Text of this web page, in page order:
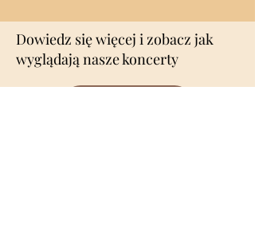
Dowiedz się więcej i zobacz jak
wyglądają nasze koncerty